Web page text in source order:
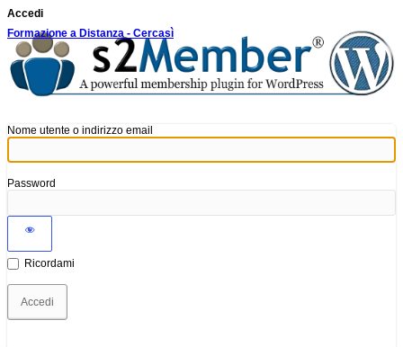
Accedi
Formazione a Distanza - Cercasì
Nome utente o indirizzo email
Password
Ricordami